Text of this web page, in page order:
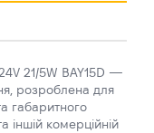
21/5W BAY15D —
розроблена для
габаритного
іншій комерційній